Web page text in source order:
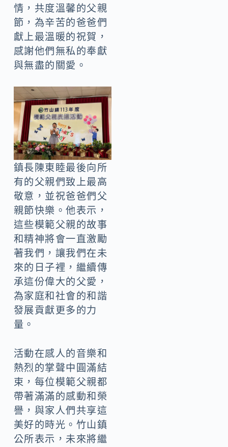
情，共度溫馨的父親
節，為辛苦的爸爸們
獻上最溫暖的祝賀，
感謝他們無私的奉獻
與無盡的關愛。
鎮長陳東睦最後向所
有的父親們致上最高
敬意，並祝爸爸們父
親節快樂。他表示，
這些模範父親的故事
和精神將會一直激勵
著我們，讓我們在未
來的日子裡，繼續傳
承這份偉大的父愛，
為家庭和社會的和諧
發展貢獻更多的力
量。
活動在感人的音樂和
熱烈的掌聲中圓滿結
束，每位模範父親都
帶著滿滿的感動和榮
譽，與家人們共享這
美好的時光。竹山鎮
公所表示，未來將繼